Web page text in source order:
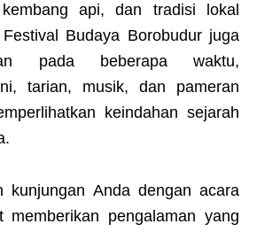
api, dan tradisi lokal
Budaya Borobudur juga
pada beberapa waktu,
tarian, musik, dan pameran
keindahan sejarah
kunjungan Anda dengan acara
memberikan pengalaman yang